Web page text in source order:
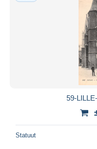
59-
Statuut